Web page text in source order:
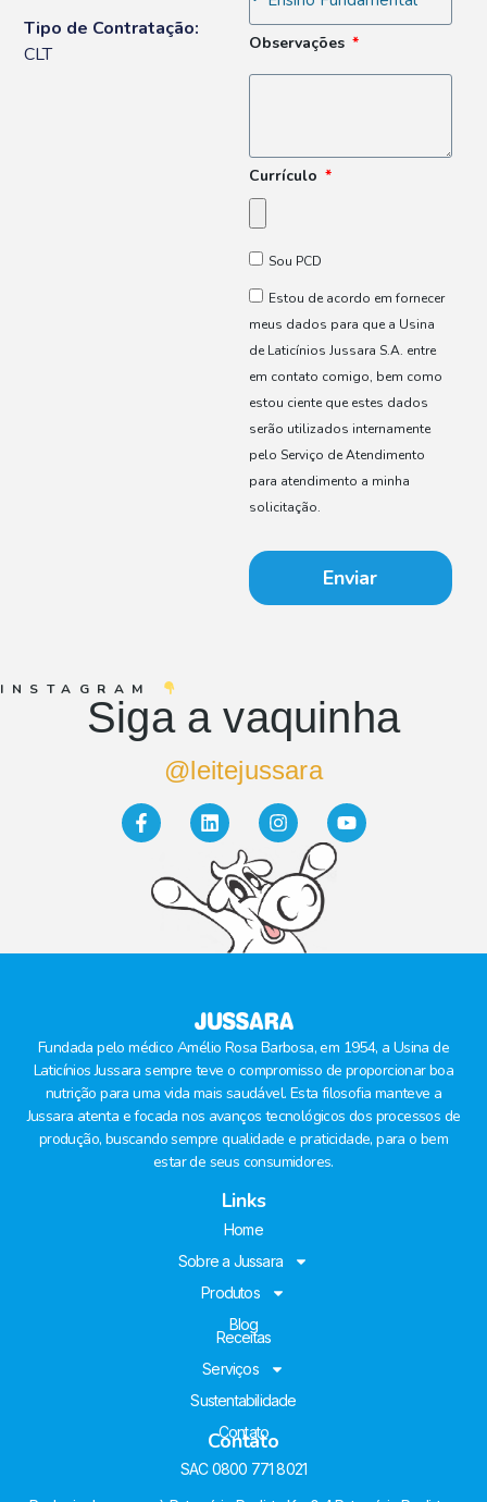
Tipo de Contratação:
CLT
Observações
Currículo
Sou PCD
Estou de acordo em fornecer
meus dados para que a Usina
de Laticínios Jussara S.A. entre
em contato comigo, bem como
estou ciente que estes dados
serão utilizados internamente
pelo Serviço de Atendimento
para atendimento a minha
solicitação.
Enviar
INSTAGRAM
Siga a vaquinha
@leitejussara
Fundada pelo médico Amélio Rosa Barbosa, em 1954, a Usina de
Laticínios Jussara sempre teve o compromisso de proporcionar boa
nutrição para uma vida mais saudável. Esta filosofia manteve a
Jussara atenta e focada nos avanços tecnológicos dos processos de
produção, buscando sempre qualidade e praticidade, para o bem
estar de seus consumidores.
Links
Home
Sobre a Jussara
Produtos
Blog
Receitas
Serviços
Sustentabilidade
Contato
Contato
SAC 0800 771 8021